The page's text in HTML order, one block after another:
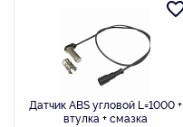
Датчик ABS угловой L=1000 +
втулка + смазка